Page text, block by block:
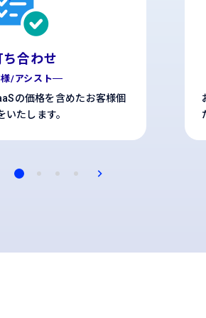
ち合わせ
/アシスト
の価格を含めたお客様個
たします。